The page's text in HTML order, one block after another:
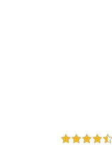
4,5 étoiles sur 5